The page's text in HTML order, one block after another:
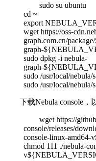
sudo su ubuntu
cd ~
export
wget https://oss-
graph.com.cn/
graph-
sudo dpkg -i nebula-
graph-
sudo /usr/local/nebula/
sudo /usr/local/nebula/
下载Nebula console，
wget https://
console/releases/
console-linux-
chmod 111 ./nebula-